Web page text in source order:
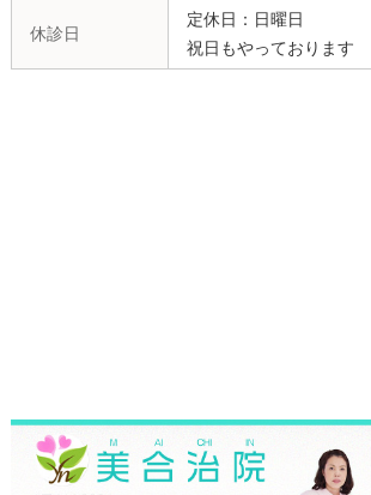
休診日
定休日：日曜日
祝日もやっております